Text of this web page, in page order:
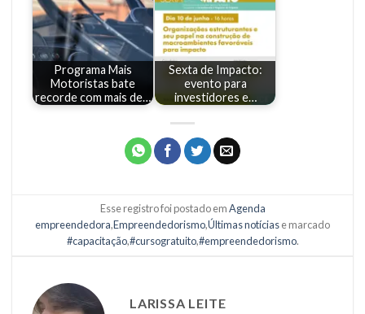
Programa Mais
Motoristas bate
recorde com mais de…
Sexta de Impacto:
evento para
investidores e…
Esse registro foi postado emAgenda
empreendedora,Empreendedorismo,Últimas notíciase marcado
#capacitação,#cursogratuito,#empreendedorismo.
LARISSA LEITE